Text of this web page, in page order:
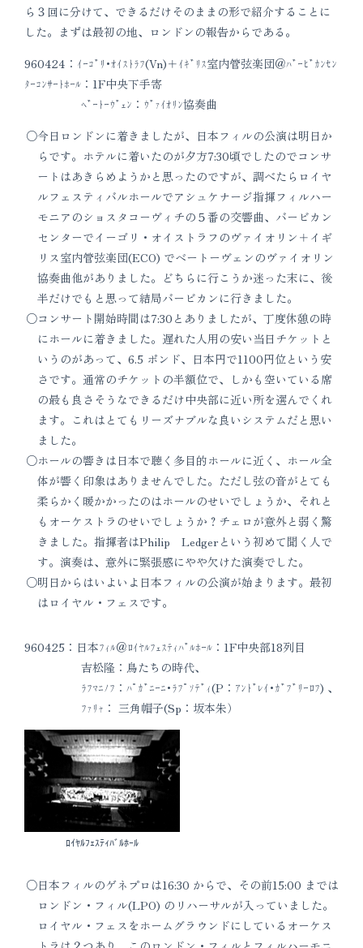
ら３回に分けて、できるだけそのままの形で紹介することに
した。まずは最初の地、ロンドンの報告からである。
960424：ｲｰｺﾞﾘ･ｵｲｽﾄﾗﾌ(Vn)＋ｲｷﾞﾘｽ室内管弦楽団＠ﾊﾞｰﾋﾞｶﾝｾﾝ
ﾀｰｺﾝｻｰﾄﾎｰﾙ：1F中央下手寄
ﾍﾞｰﾄｰｳﾞｪﾝ：ｳﾞｧｲｵﾘﾝ協奏曲
今日ロンドンに着きましたが、日本フィルの公演は明日か
らです。ホテルに着いたのが夕方7:30頃でしたのでコンサ
ートはあきらめようかと思ったのですが、調べたらロイヤ
ルフェスティバルホールでアシュケナージ指揮フィルハー
モニアのショスタコーヴィチの５番の交響曲、バービカン
センターでイーゴリ・オイストラフのヴァイオリン＋イギ
リス室内管弦楽団(ECO) でベートーヴェンのヴァイオリン
協奏曲他がありました。どちらに行こうか迷った末に、後
半だけでもと思って結局バービカンに行きました。
コンサート開始時間は7:30とありましたが、丁度休憩の時
にホールに着きました。遅れた人用の安い当日チケットと
いうのがあって、6.5 ポンド、日本円で1100円位という安
さです。通常のチケットの半額位で、しかも空いている席
の最も良さそうなできるだけ中央部に近い所を選んでくれ
ます。これはとてもリーズナブルな良いシステムだと思い
ました。
ホールの響きは日本で聴く多目的ホールに近く、ホール全
体が響く印象はありませんでした。ただし弦の音がとても
柔らかく暖かかったのはホールのせいでしょうか、それと
もオーケストラのせいでしょうか？チェロが意外と弱く驚
きました。指揮者はPhilip Ledgerという初めて聞く人で
す。演奏は、意外に緊張感にやや欠けた演奏でした。
明日からはいよいよ日本フィルの公演が始まります。最初
はロイヤル・フェスです。
960425：日本ﾌｨﾙ＠ﾛｲﾔﾙﾌｪｽﾃｨﾊﾞﾙﾎｰﾙ：1F中央部18列目
吉松隆：鳥たちの時代、
ﾗﾌﾏﾆﾉﾌ：ﾊﾟｶﾞﾆｰﾆ･ﾗﾌﾟｿﾃﾞｨ(P：ｱﾝﾄﾞﾚｲ･ｶﾞﾌﾞﾘｰﾛﾌ) 、
ﾌｧﾘｬ： 三角帽子(Sp：坂本朱）
ﾛｲﾔﾙﾌｪｽﾃｨﾊﾞﾙﾎｰﾙ
日本フィルのゲネプロは16:30 からで、その前15:00 までは
ロンドン・フィル(LPO) のリハーサルが入っていました。
ロイヤル・フェスをホームグラウンドにしているオーケス